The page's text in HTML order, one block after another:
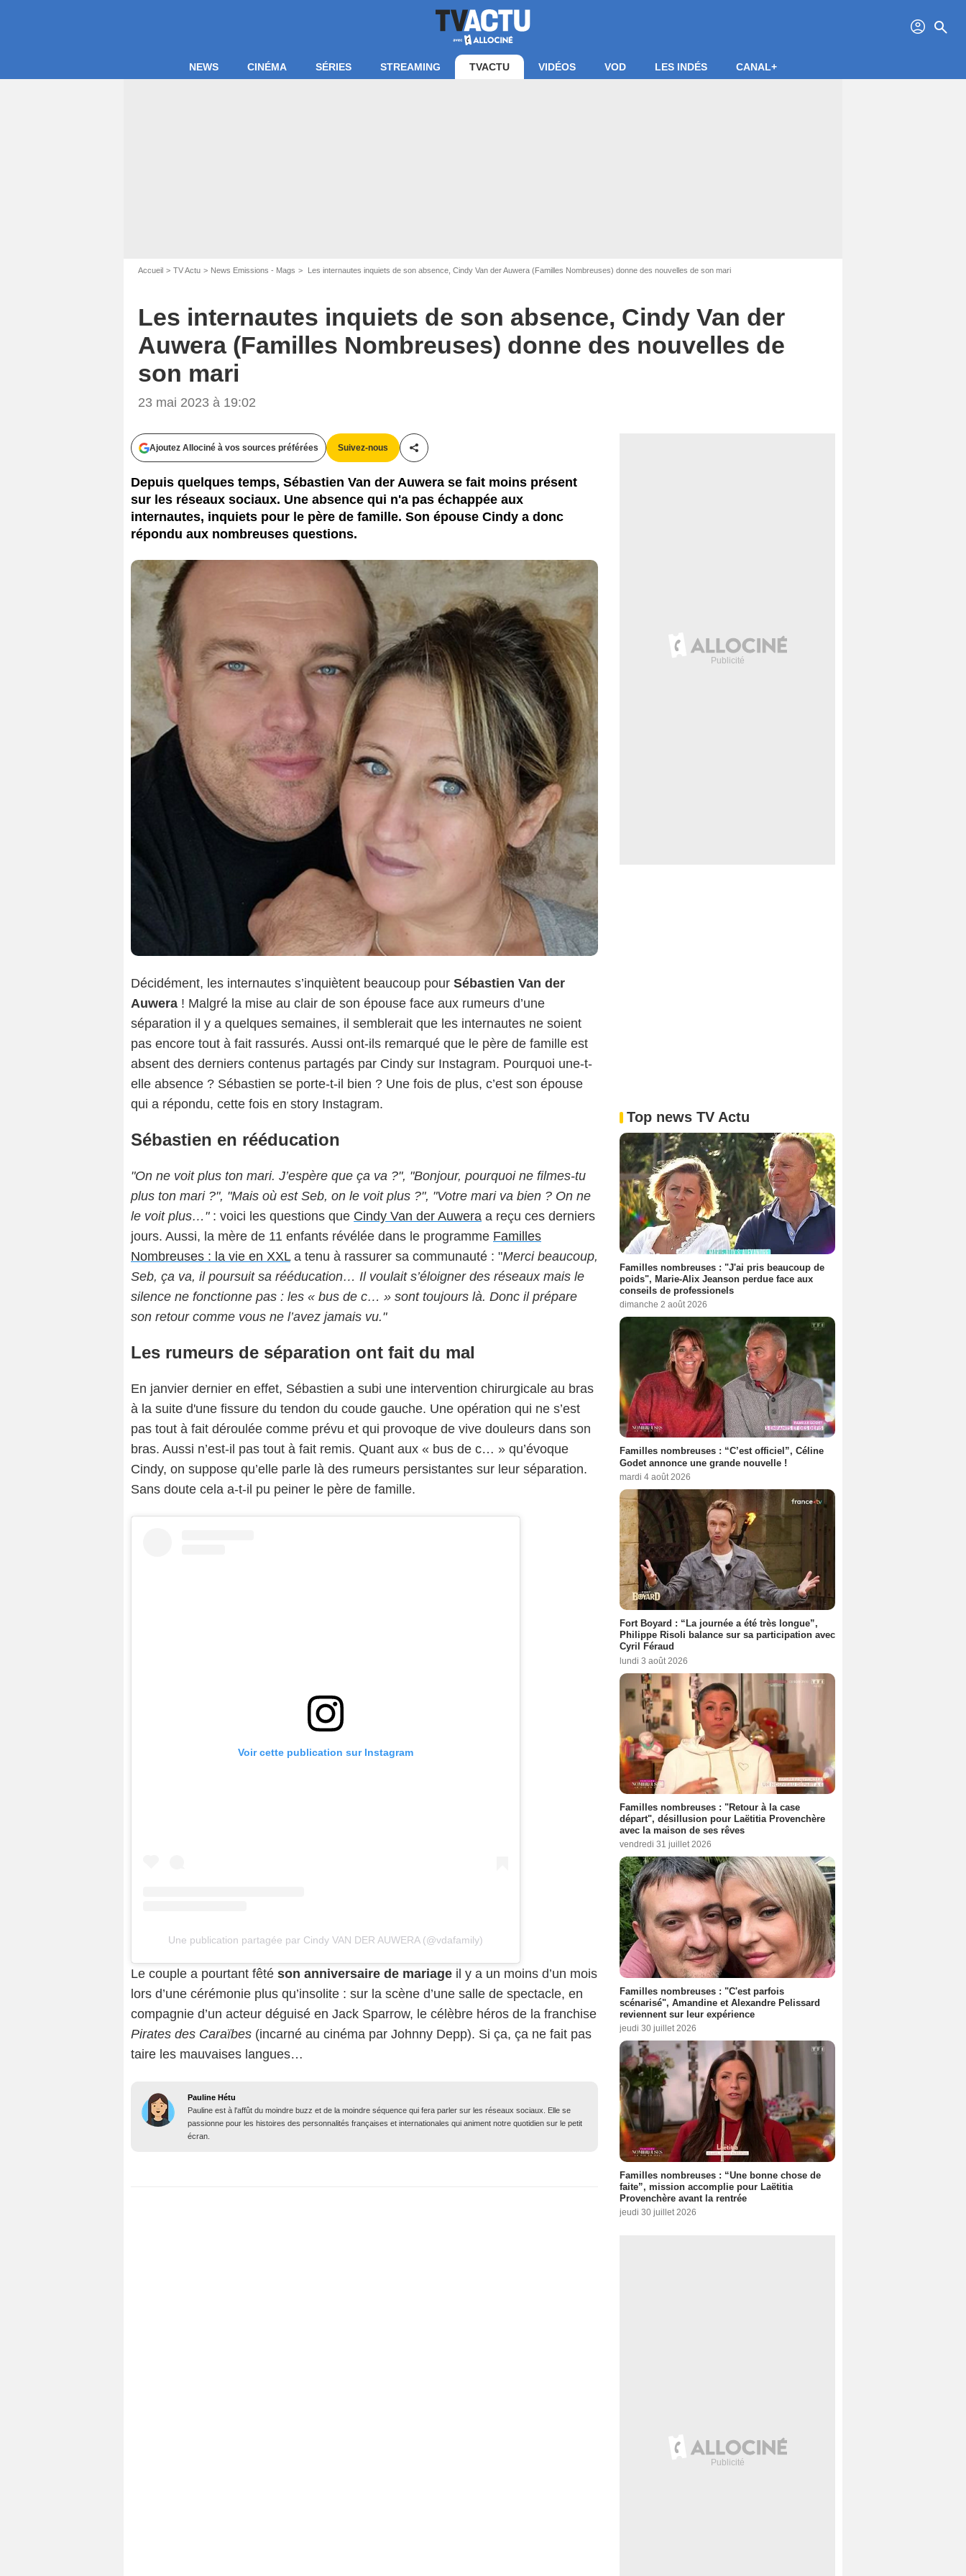
profil search
NEWS CINÉMA SÉRIES STREAMING TVACTU VIDÉOS VOD LES INDÉS CANAL+
Accueil TV Actu News Emissions - Mags Les internautes inquiets de son absence, Cindy Van der Auwera (Familles Nombreuses) donne des nouvelles de son mari
Les internautes inquiets de son absence, Cindy Van der
Auwera (Familles Nombreuses) donne des nouvelles de
son mari
23 mai 2023 à 19:02
Ajoutez Allociné à vos sources préférées Suivez-nous
Partager cet article
Depuis quelques temps, Sébastien Van der Auwera se fait moins présent
sur les réseaux sociaux. Une absence qui n'a pas échappée aux
internautes, inquiets pour le père de famille. Son épouse Cindy a donc
répondu aux nombreuses questions.
Décidément, les internautes s’inquiètent beaucoup pour Sébastien Van der
Auwera ! Malgré la mise au clair de son épouse face aux rumeurs d’une
séparation il y a quelques semaines, il semblerait que les internautes ne soient
pas encore tout à fait rassurés. Aussi ont-ils remarqué que le père de famille est
absent des derniers contenus partagés par Cindy sur Instagram. Pourquoi une-t-
elle absence ? Sébastien se porte-t-il bien ? Une fois de plus, c’est son épouse
qui a répondu, cette fois en story Instagram.
Sébastien en rééducation
"On ne voit plus ton mari. J’espère que ça va ?", "Bonjour, pourquoi ne filmes-tu
plus ton mari ?", "Mais où est Seb, on le voit plus ?", "Votre mari va bien ? On ne
le voit plus…": voici les questions que Cindy Van der Auwera a reçu ces derniers
jours. Aussi, la mère de 11 enfants révélée dans le programme Familles
Nombreuses : la vie en XXLa tenu à rassurer sa communauté : "Merci beaucoup,
Seb, ça va, il poursuit sa rééducation… Il voulait s’éloigner des réseaux mais le
silence ne fonctionne pas : les « bus de c… » sont toujours là. Donc il prépare
son retour comme vous ne l’avez jamais vu."
Les rumeurs de séparation ont fait du mal
En janvier dernier en effet, Sébastien a subi une intervention chirurgicale au bras
à la suite d'une fissure du tendon du coude gauche. Une opération qui ne s’est
pas tout à fait déroulée comme prévu et qui provoque de vive douleurs dans son
bras. Aussi n’est-il pas tout à fait remis. Quant aux « bus de c… » qu’évoque
Cindy, on suppose qu’elle parle là des rumeurs persistantes sur leur séparation.
Sans doute cela a-t-il pu peiner le père de famille.
Voir cette publication sur Instagram
Une publication partagée par Cindy VAN DER AUWERA (@vdafamily)
Le couple a pourtant fêté son anniversaire de mariage il y a un moins d’un mois
lors d’une cérémonie plus qu’insolite : sur la scène d’une salle de spectacle, en
compagnie d’un acteur déguisé en Jack Sparrow, le célèbre héros de la franchise
Pirates des Caraïbes (incarné au cinéma par Johnny Depp). Si ça, ça ne fait pas
taire les mauvaises langues…
Pauline Hétu
Pauline est à l'affût du moindre buzz et de la moindre séquence qui fera parler sur les réseaux sociaux. Elle se
passionne pour les histoires des personnalités françaises et internationales qui animent notre quotidien sur le petit
écran.
Top news TV Actu
Familles nombreuses : "J'ai pris beaucoup de
poids", Marie-Alix Jeanson perdue face aux
conseils de professionels
dimanche 2 août 2026
Familles nombreuses : “C’est officiel”, Céline
Godet annonce une grande nouvelle !
mardi 4 août 2026
Fort Boyard : “La journée a été très longue”,
Philippe Risoli balance sur sa participation avec
Cyril Féraud
lundi 3 août 2026
Familles nombreuses : "Retour à la case
départ", désillusion pour Laëtitia Provenchère
avec la maison de ses rêves
vendredi 31 juillet 2026
Familles nombreuses : "C'est parfois
scénarisé", Amandine et Alexandre Pelissard
reviennent sur leur expérience
jeudi 30 juillet 2026
Familles nombreuses : “Une bonne chose de
faite”, mission accomplie pour Laëtitia
Provenchère avant la rentrée
jeudi 30 juillet 2026